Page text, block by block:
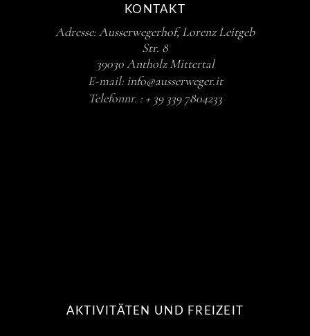
KONTAKT
Adresse:Ausserwegerhof, Lorenz Leitgeb
Str. 8
39030 Antholz Mittertal
E-mail: info@ausserweger.it
Telefonnr. : + 39 339 7804233
AKTIVITÄTEN UND FREIZEIT